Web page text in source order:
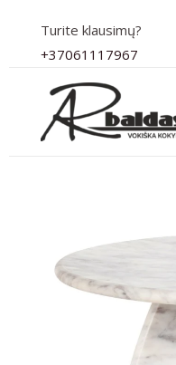
turinio
Turite klausimų?
+37061117967